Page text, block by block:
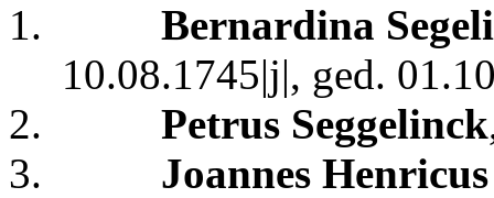
1.
Bernardina
10.08.1745|j|, ged.
2.
Petrus Seggelinck
3.
Joannes